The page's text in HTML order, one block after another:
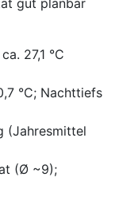
27,1 °C
°C; Nachttiefs
(Jahresmittel
(Ø ~9);